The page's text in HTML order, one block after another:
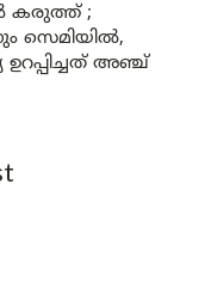
കരുത്ത് ;
സെമിയിൽ,
അഞ്ച്